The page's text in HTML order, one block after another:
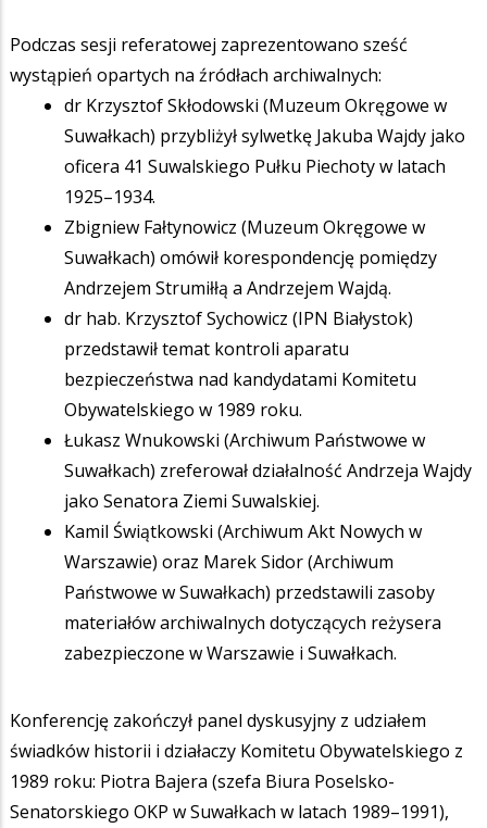
Podczas sesji referatowej zaprezentowano sześć
wystąpień opartych na źródłach archiwalnych:
dr Krzysztof Skłodowski (Muzeum Okręgowe w
Suwałkach) przybliżył sylwetkę Jakuba Wajdy jako
oficera 41 Suwalskiego Pułku Piechoty w latach
1925–1934.
Zbigniew Fałtynowicz (Muzeum Okręgowe w
Suwałkach) omówił korespondencję pomiędzy
Andrzejem Strumiłłą a Andrzejem Wajdą.
dr hab. Krzysztof Sychowicz (IPN Białystok)
przedstawił temat kontroli aparatu
bezpieczeństwa nad kandydatami Komitetu
Obywatelskiego w 1989 roku.
Łukasz Wnukowski (Archiwum Państwowe w
Suwałkach) zreferował działalność Andrzeja Wajdy
jako Senatora Ziemi Suwalskiej.
Kamil Świątkowski (Archiwum Akt Nowych w
Warszawie) oraz Marek Sidor (Archiwum
Państwowe w Suwałkach) przedstawili zasoby
materiałów archiwalnych dotyczących reżysera
zabezpieczone w Warszawie i Suwałkach.
Konferencję zakończył panel dyskusyjny z udziałem
świadków historii i działaczy Komitetu Obywatelskiego z
1989 roku: Piotra Bajera (szefa Biura Poselsko-
Senatorskiego OKP w Suwałkach w latach 1989–1991),